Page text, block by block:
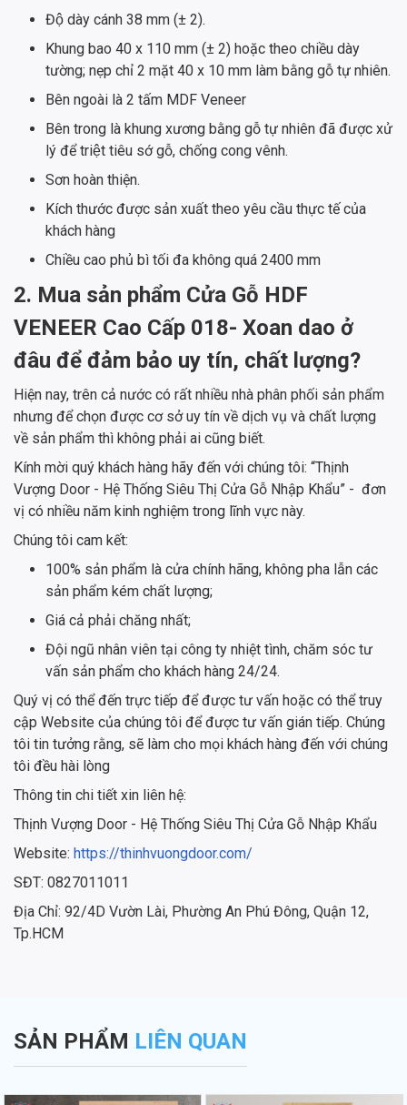
Độ dày cánh 38 mm (± 2).
Khung bao 40 x 110 mm (± 2) hoặc theo chiều dày
tường; nẹp chỉ 2 mặt 40 x 10 mm làm bằng gỗ tự nhiên.
Bên ngoài là 2 tấm MDF Veneer
Bên trong là khung xương bằng gỗ tự nhiên đã được xử
lý để triệt tiêu sớ gỗ, chống cong vênh.
Sơn hoàn thiện.
Kích thước được sản xuất theo yêu cầu thực tế của
khách hàng
Chiều cao phủ bì tối đa không quá 2400 mm
2. Mua sản phẩm Cửa Gỗ HDF
VENEER Cao Cấp 018- Xoan dao ở
đâu để đảm bảo uy tín, chất lượng?
Hiện nay, trên cả nước có rất nhiều nhà phân phối sản phẩm
nhưng để chọn được cơ sở uy tín về dịch vụ và chất lượng
về sản phẩm thì không phải ai cũng biết.
Kính mời quý khách hàng hãy đến với chúng tôi: “Thịnh
Vượng Door - Hệ Thống Siêu Thị Cửa Gỗ Nhập Khẩu” - đơn
vị có nhiều năm kinh nghiệm trong lĩnh vực này.
Chúng tôi cam kết:
100% sản phẩm là cửa chính hãng, không pha lẫn các
sản phẩm kém chất lượng;
Giá cả phải chăng nhất;
Đội ngũ nhân viên tại công ty nhiệt tình, chăm sóc tư
vấn sản phẩm cho khách hàng 24/24.
Quý vị có thể đến trực tiếp để được tư vấn hoặc có thể truy
cập Website của chúng tôi để được tư vấn gián tiếp. Chúng
tôi tin tưởng rằng, sẽ làm cho mọi khách hàng đến với chúng
tôi đều hài lòng
Thông tin chi tiết xin liên hệ:
Thịnh Vượng Door - Hệ Thống Siêu Thị Cửa Gỗ Nhập Khẩu
Website: https://thinhvuongdoor.com/
SĐT: 0827011011
Địa Chỉ: 92/4D Vườn Lài, Phường An Phú Đông, Quận 12,
Tp.HCM
SẢN PHẨM LIÊN QUAN